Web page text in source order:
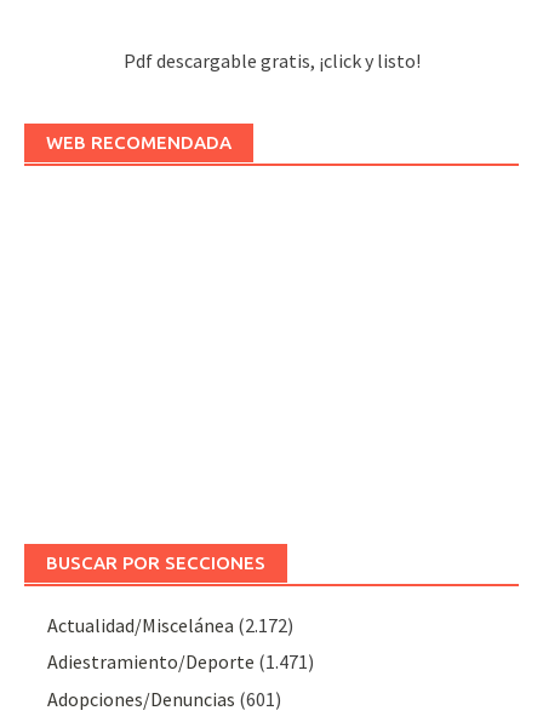
Pdf descargable gratis, ¡click y listo!
WEB RECOMENDADA
BUSCAR POR SECCIONES
Actualidad/Miscelánea (2.172)
Adiestramiento/Deporte (1.471)
Adopciones/Denuncias (601)